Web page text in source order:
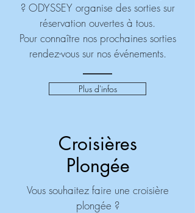
? ODYSSEY organise des sorties sur
réservation ouvertes à tous.
Pour connaître nos prochaines sorties
rendez-vous sur nos événements.
Plus d'infos
Croisières
Plongée
Vous souhaitez faire une croisière
plongée ?